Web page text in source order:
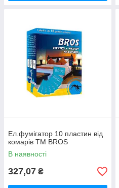
Ел.фумігатор 10 пластин від
комарів ТМ BROS
В наявності
327,07 ₴